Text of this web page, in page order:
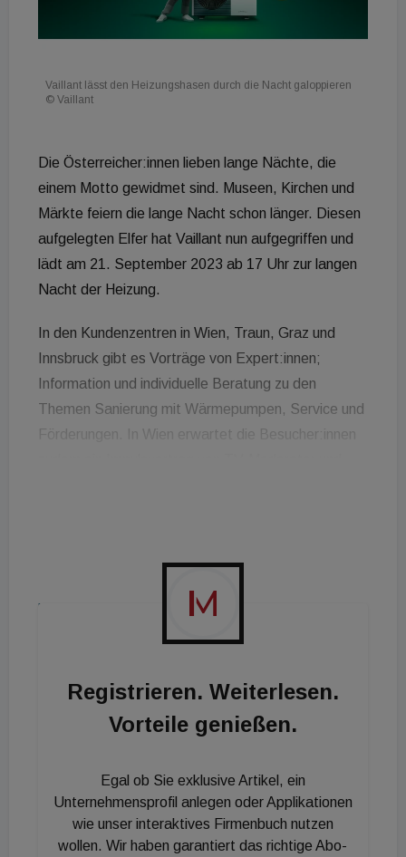
Vaillant lässt den Heizungshasen durch die Nacht galoppieren
© Vaillant
Die Österreicher:innen lieben lange Nächte, die
einem Motto gewidmet sind. Museen, Kirchen und
Märkte feiern die lange Nacht schon länger. Diesen
aufgelegten Elfer hat Vaillant nun aufgegriffen und
lädt am 21. September 2023 ab 17 Uhr zur langen
Nacht der Heizung.
In den Kundenzentren in Wien, Traun, Graz und
Innsbruck gibt es Vorträge von Expert:innen;
Information und individuelle Beratung zu den
Themen Sanierung mit Wärmepumpen, Service und
Förderungen. In Wien erwartet die Besucher:innen
https://www.vaillant.at/die-lange-nacht-der-
Registrieren. Weiterlesen.
Vorteile genießen.
Egal ob Sie exklusive Artikel, ein
Unternehmensprofil anlegen oder Applikationen
wie unser interaktives Firmenbuch nutzen
wollen. Wir haben garantiert das richtige Abo-